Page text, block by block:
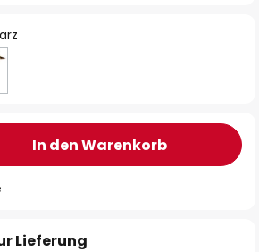
In den Warenkorb
Lieferung